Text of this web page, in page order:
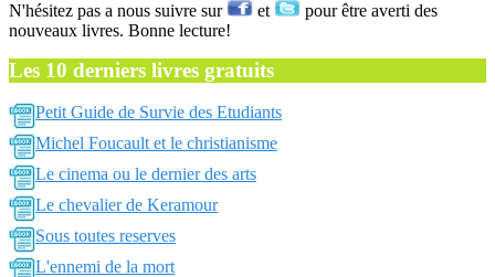
N'hésitez pas a nous suivre sur et
pour être averti des
nouveaux livres. Bonne lecture!
Les 10 derniers livres gratuits
Petit Guide de Survie des Etudiants
Michel Foucault et le christianisme
Le cinema ou le dernier des arts
Le chevalier de Keramour
Sous toutes reserves
L'ennemi de la mort